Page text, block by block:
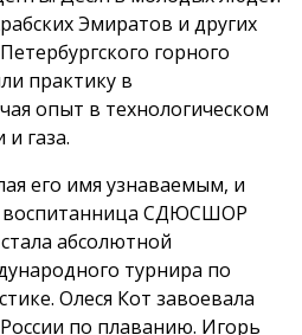
Эмиратов и других
горного
практику в
опыт в технологическом
газа.
его имя узнаваемым, и
воспитанница СДЮСШОР
абсолютной
турнира по
Олеся Кот завоевала
по плаванию. Игорь